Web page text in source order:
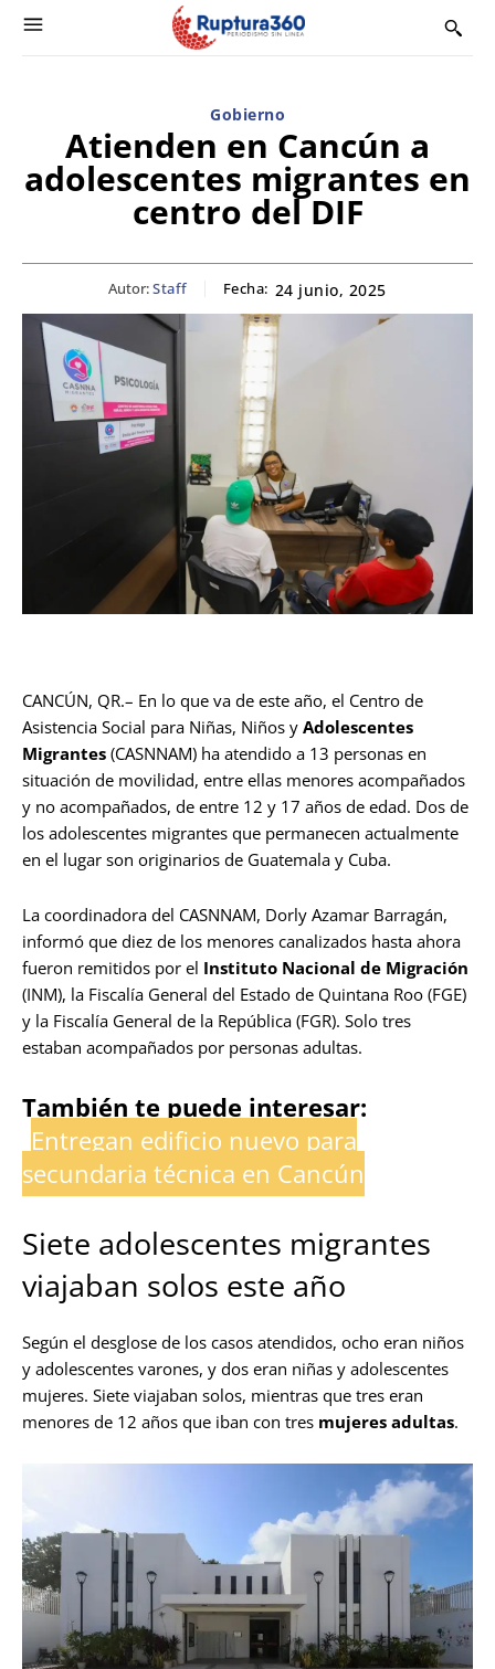
Gobierno
Atienden en Cancún a
adolescentes migrantes en
centro del DIF
Autor:Staff Fecha: 24 junio, 2025
CANCÚN, QR.– En lo que va de este año, el Centro de
Asistencia Social para Niñas, Niños y Adolescentes
Migrantes (CASNNAM) ha atendido a 13 personas en
situación de movilidad, entre ellas menores acompañados
y no acompañados, de entre 12 y 17 años de edad. Dos de
los adolescentes migrantes que permanecen actualmente
en el lugar son originarios de Guatemala y Cuba.
La coordinadora del CASNNAM, Dorly Azamar Barragán,
informó que diez de los menores canalizados hasta ahora
fueron remitidos por el Instituto Nacional de Migración
(INM), la Fiscalía General del Estado de Quintana Roo (FGE)
y la Fiscalía General de la República (FGR). Solo tres
estaban acompañados por personas adultas.
También te puede interesar:
Entregan edificio nuevo para
secundaria técnica en Cancún
Siete adolescentes migrantes
viajaban solos este año
Según el desglose de los casos atendidos, ocho eran niños
y adolescentes varones, y dos eran niñas y adolescentes
mujeres. Siete viajaban solos, mientras que tres eran
menores de 12 años que iban con tres mujeres adultas.